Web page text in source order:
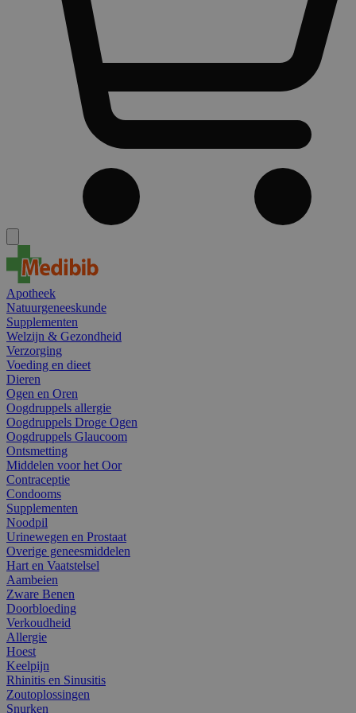
Apotheek
Natuurgeneeskunde
Supplementen
Welzijn & Gezondheid
Verzorging
Voeding en dieet
Dieren
Ogen en Oren
Oogdruppels allergie
Oogdruppels Droge Ogen
Oogdruppels Glaucoom
Ontsmetting
Middelen voor het Oor
Contraceptie
Condooms
Supplementen
Noodpil
Urinewegen en Prostaat
Overige geneesmiddelen
Hart en Vaatstelsel
Aambeien
Zware Benen
Doorbloeding
Verkoudheid
Allergie
Hoest
Keelpijn
Rhinitis en Sinusitis
Zoutoplossingen
Snurken